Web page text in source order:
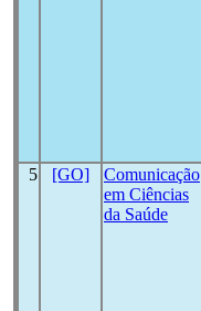
5 [GO]
Comunicação
em Ciências
da Saúde